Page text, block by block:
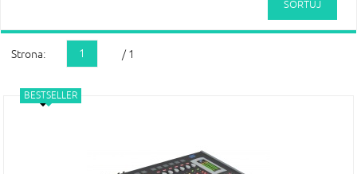
Strona: 1 / 1
NOWOŚĆ
BESTSELLER